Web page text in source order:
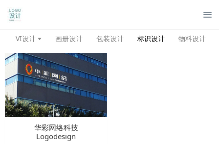
VI设计 画册设计 包装设计 标识设计 物料设计
华彩网络科技
Logodesign